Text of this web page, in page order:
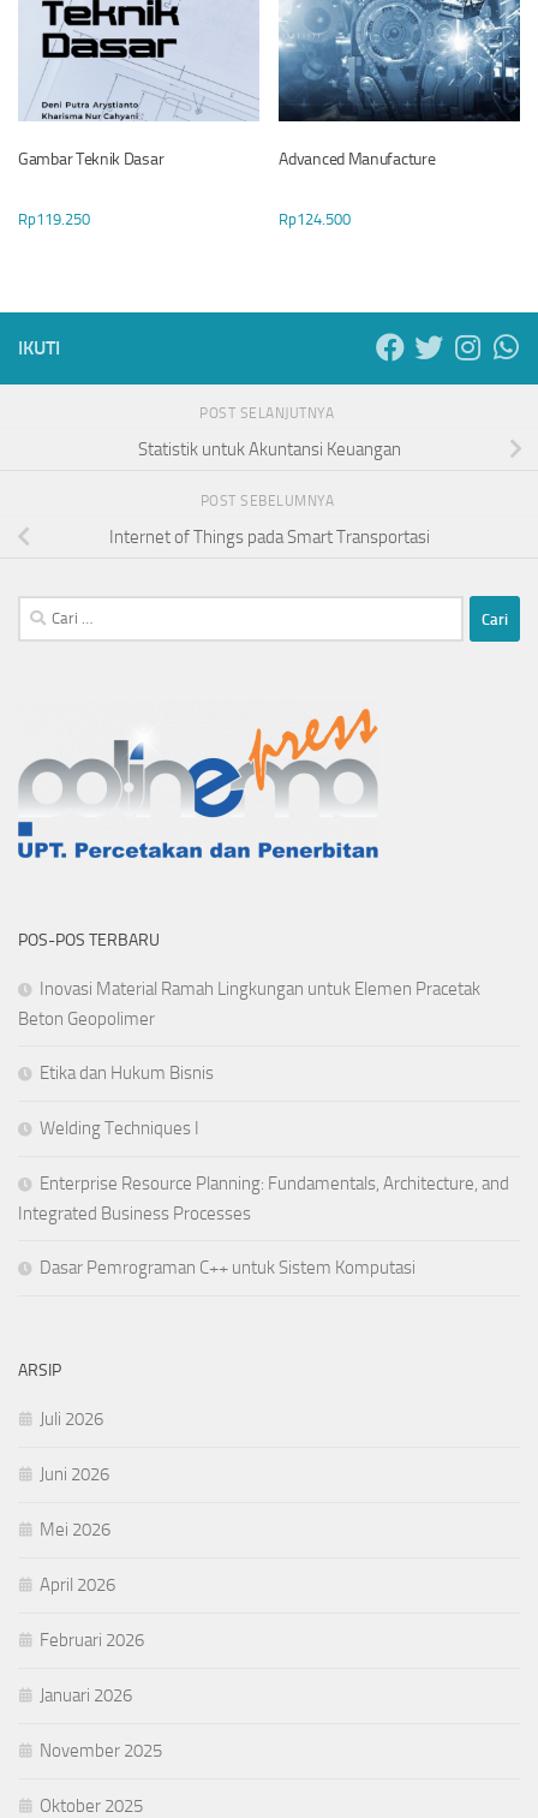
Gambar Teknik Dasar
Rp119.250
Advanced Manufacture
Rp124.500
IKUTI
POST SELANJUTNYA
Statistik untuk Akuntansi Keuangan
POST SEBELUMNYA
Internet of Things pada Smart Transportasi
Cari
untuk:
POS-POS TERBARU
Inovasi Material Ramah Lingkungan untuk Elemen Pracetak
Beton Geopolimer
Etika dan Hukum Bisnis
Welding Techniques I
Enterprise Resource Planning: Fundamentals, Architecture, and
Integrated Business Processes
Dasar Pemrograman C++ untuk Sistem Komputasi
ARSIP
Juli 2026
Juni 2026
Mei 2026
April 2026
Februari 2026
Januari 2026
November 2025
Oktober 2025